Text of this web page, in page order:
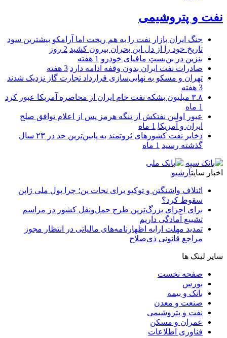
نفت و پتروشیمی
جنگ ایران بازار نفت را به هم ریخت اما آرامکو بیشترین سود
تاریخ خود را از دل این بحران بیرون کشید 2 روز
بنزین در بن‌بستِ مافیای خودرو 1 هفته
صادرات نفت ایران بدون وقفه ادامه دارد 3 هفته
تهران و مسکو به نهایی‌سازی قرارداد تجارت گاز نزدیک شدند
3 هفته
۳.۸ میلیون بشکه نفت خام ایران از محاصره آمریکا عبور کرد
1 ماه
عبور اولین نفتکش از تنگه هرمز پس از اعلام توافق صلح
ایران و آمریکا 1 ماه
ذخایر نفت کشورهای ثروتمند به پایین‌ترین حد در ۲۳ سال
گذشته رسید 1 ماه
اخبار سایتآرشیو
ائتلاف واشنگتن و توکیو برای نجات ین؛ چرا پول ملی ژاپن
سقوط کرد؟
برای اجرای بزرگ‌ترین طرح حمل‌ونقل کشور در مراسم
تشییع آمادگی داریم
تمدید مهلت ارایه اظهارنامه‌های مالیاتی در انتظار مجوز
مراجع قانونی ذی‌‏صلاح
سایر لینک ها
صفحه نخست
بورس
بانک و بیمه
صنعت و معدن
نفت و پتروشیمی
عمران و مسکن
فناوری اطلاعات